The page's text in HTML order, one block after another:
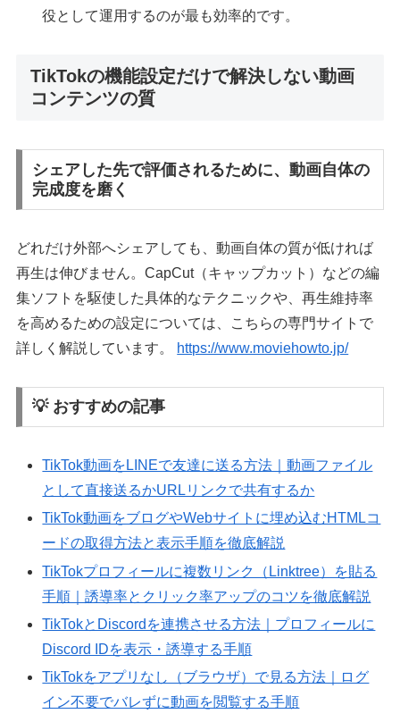
役として運用するのが最も効率的です。
TikTokの機能設定だけで解決しない動画
コンテンツの質
シェアした先で評価されるために、動画自体の
完成度を磨く
どれだけ外部へシェアしても、動画自体の質が低ければ
再生は伸びません。CapCut（キャップカット）などの編
集ソフトを駆使した具体的なテクニックや、再生維持率
を高めるための設定については、こちらの専門サイトで
詳しく解説しています。
https://www.moviehowto.jp/
💡 おすすめの記事
TikTok動画をLINEで友達に送る方法｜動画ファイル
として直接送るかURLリンクで共有するか
TikTok動画をブログやWebサイトに埋め込むHTMLコ
ードの取得方法と表示手順を徹底解説
TikTokプロフィールに複数リンク（Linktree）を貼る
手順｜誘導率とクリック率アップのコツを徹底解説
TikTokとDiscordを連携させる方法｜プロフィールに
Discord IDを表示・誘導する手順
TikTokをアプリなし（ブラウザ）で見る方法｜ログ
イン不要でバレずに動画を閲覧する手順